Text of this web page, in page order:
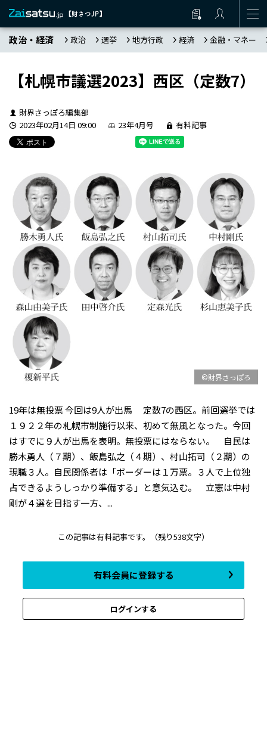
政治・経済 政治 選挙 地方行政 経済 金融・マネー
【札幌市議選2023】西区（定数7）
財界さっぽろ編集部
2023年02月14日 09:00
23年4月号 有料記事
©財界さっぽろ
19年は無投票 今回は9人が出馬 定数7の西区。前回選挙では
１９２２年の札幌市制施行以来、初めて無風となった。今回
はすでに９人が出馬を表明。無投票にはならない。 自民は
勝木勇人（７期）、飯島弘之（４期）、村山拓司（２期）の
現職３人。自民関係者は「ボーダーは１万票。３人で上位独
占できるようしっかり準備する」と意気込む。 立憲は中村
剛が４選を目指す一方、...
この記事は有料記事です。 （残り538文字）
有料会員に登録する
ログインする